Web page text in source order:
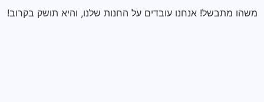
משהו מתבשל! אנחנו עובדים על החנות שלנו, והיא תושק בקרוב!